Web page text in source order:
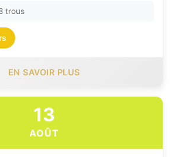
trous
EN SAVOIR PLUS
13
AOÛT